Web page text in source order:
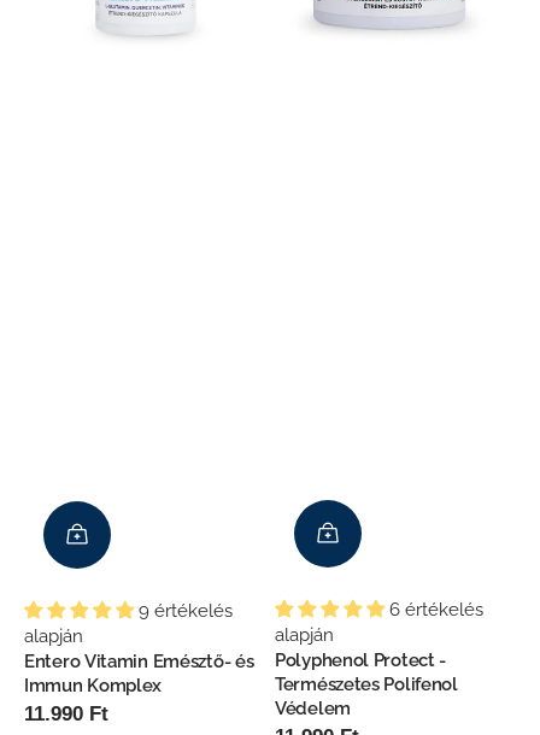
9 értékelés
alapján
Entero Vitamin Emésztő- és
Immun Komplex
Normál
11.990 Ft
6 értékelés
alapján
Polyphenol Protect -
Természetes Polifenol
Védelem